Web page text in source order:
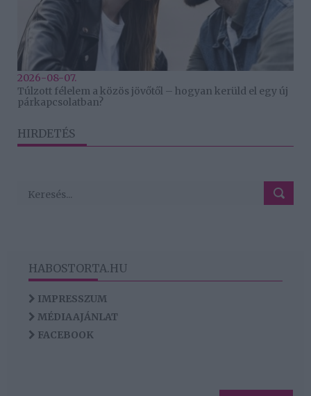
2026-08-07.
Túlzott félelem a közös jövőtől – hogyan kerüld el egy új
párkapcsolatban?
HIRDETÉS
HABOSTORTA.HU
IMPRESSZUM
MÉDIAAJÁNLAT
FACEBOOK